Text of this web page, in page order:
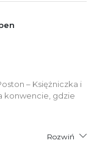
– Księżniczka i
konwencie, gdzie
Rozwiń